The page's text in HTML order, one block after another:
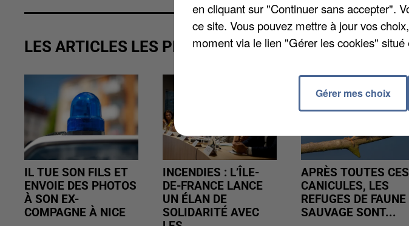
LES ARTICLES LES PLUS VUS
IL TUE SON FILS ET
ENVOIE DES PHOTOS
À SON EX-
COMPAGNE À NICE
INCENDIES : L’ÎLE-
DE-FRANCE LANCE
UN ÉLAN DE
SOLIDARITÉ AVEC
APRÈS TOUTES CES
CANICULES, LES
REFUGES DE FAUNE
SAUVAGE SONT...
en cliquant sur "Continuer sans accepter".
ce site. Vous pouvez mettre à jour vos
moment via le lien "Gérer les cookies"
Gérer mes choix